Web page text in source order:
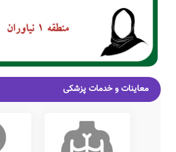
معاینات و خدمات پزشکی